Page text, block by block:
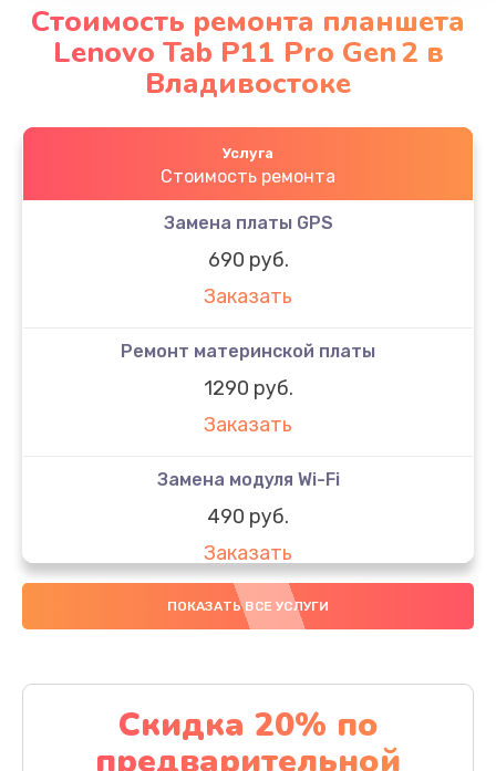
Стоимость ремонта планшета
Lenovo Tab P11 Pro Gen 2 в
Владивостоке
Услуга
Стоимость ремонта
Замена платы GPS
690 руб.
Заказать
Ремонт материнской платы
1290 руб.
Заказать
Замена модуля Wi-Fi
490 руб.
Заказать
Замена микрофона
Заказать
Замена аккумулятора
ПОКАЗАТЬ ВСЕ УСЛУГИ
Скидка 20% по
предварительной